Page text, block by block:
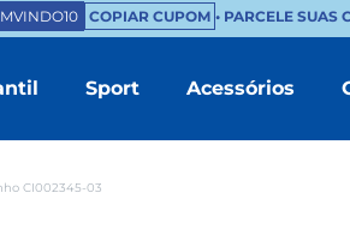
COPIAR CUPOM • PARCELE SUAS
Sport Acessórios
CI002345-03